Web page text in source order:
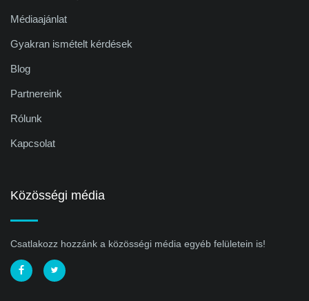
Médiaajánlat
Gyakran ismételt kérdések
Blog
Partnereink
Rólunk
Kapcsolat
Közösségi média
Csatlakozz hozzánk a közösségi média egyéb felületein is!